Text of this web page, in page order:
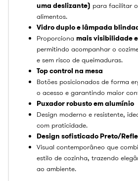
uma deslizante) para facilitar
alimentos.
Vidro duplo e lâmpada
Proporciona mais visibilidade
permitindo acompanhar o
e sem risco de queimaduras.
Top control na mesa
Botões posicionados de forma
o acesso e garantindo maior
Puxador robusto em alumínio
Design moderno e resistente,
com praticidade.
Design sofisticado Preto/
Visual contemporâneo que
estilo de cozinha, trazendo
ao ambiente.